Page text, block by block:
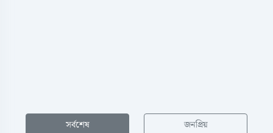
সর্বশেষ জনপ্রিয়